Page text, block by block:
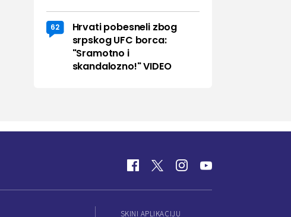
62
Hrvati pobesneli zbog
srpskog UFC borca:
"Sramotno i
skandalozno!" VIDEO
SKINI APLIKACIJU